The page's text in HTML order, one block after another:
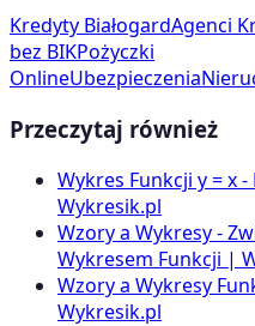
Kredyty BiałogardAgenci
bez BIKPożyczki
OnlineUbezpieczenia
Przeczytaj również
Wykres Funkcji y = x
Wykresik.pl
Wzory a Wykresy -
Wykresem Funkcji |
Wzory a Wykresy
Wykresik.pl